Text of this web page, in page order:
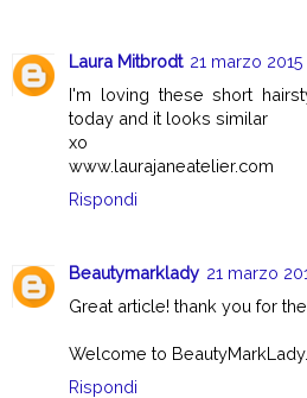
Laura Mitbrodt 21 marzo
I'm loving these short
today and it looks similar
xo
www.laurajaneatelier.com
Rispondi
Beautymarklady 21 marzo
Great article! thank you for
Welcome to
Rispondi